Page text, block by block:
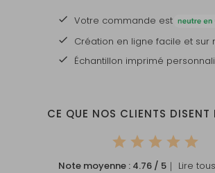
Votre commande est
Création en ligne facile et sur
Échantillon imprimé
CE QUE NOS CLIENTS DISENT
Note moyenne : 4.76 / 5 ｜ Lire